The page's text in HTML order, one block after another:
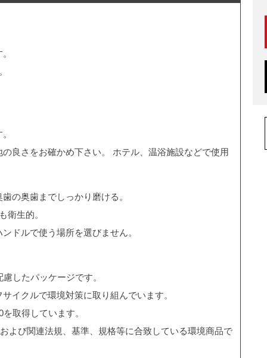
良さをお確かめ下さい。 ホテル、温浴施設などで使用
の奥歯までしっかり磨ける。
衛生的。
ドルで使う場所を選びません。
したパッケージです。
イクルで環境対策に取り組んでいます。
取得しています。
よび関連法規、基準、規格等に合致している環境商品で